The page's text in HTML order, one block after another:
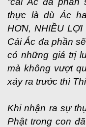
thực là dù Ác
HƠN, NHIỀU
Cái Ác đa phần
có những giá trị
mà không vượt
xảy ra trước thì
Khi nhận ra sự
Phật trong con